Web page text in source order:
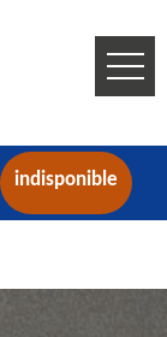
indisponible